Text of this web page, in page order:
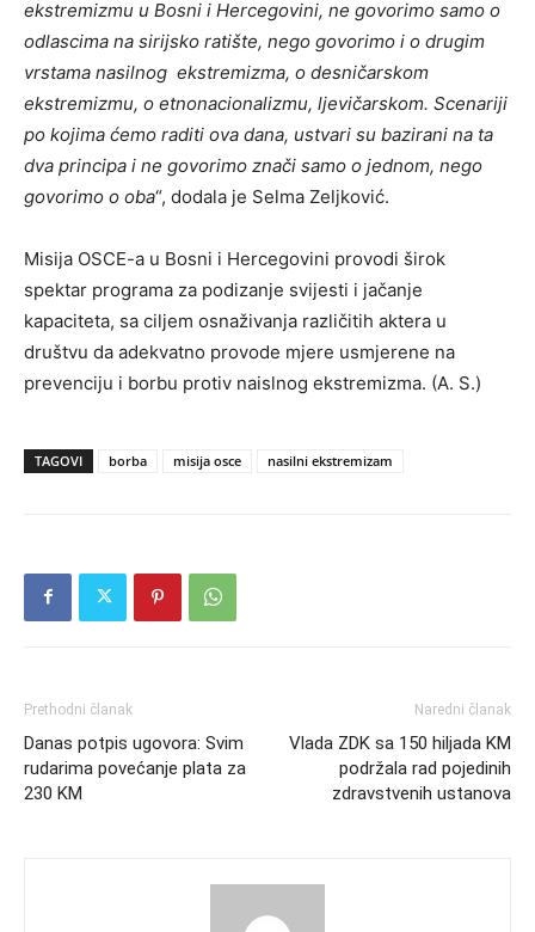
ekstremizmu u Bosni i Hercegovini, ne govorimo samo o
odlascima na sirijsko ratište, nego govorimo i o drugim
vrstama nasilnog ekstremizma, o desničarskom
ekstremizmu, o etnonacionalizmu, ljevičarskom. Scenariji
po kojima ćemo raditi ova dana, ustvari su bazirani na ta
dva principa i ne govorimo znači samo o jednom, nego
govorimo o oba“, dodala je Selma Zeljković.
Misija OSCE-a u Bosni i Hercegovini provodi širok
spektar programa za podizanje svijesti i jačanje
kapaciteta, sa ciljem osnaživanja različitih aktera u
društvu da adekvatno provode mjere usmjerene na
prevenciju i borbu protiv naislnog ekstremizma. (A. S.)
TAGOVI borba misija osce nasilni ekstremizam
Prethodni članak
Danas potpis ugovora: Svim
rudarima povećanje plata za
230 KM
Naredni članak
Vlada ZDK sa 150 hiljada KM
podržala rad pojedinih
zdravstvenih ustanova